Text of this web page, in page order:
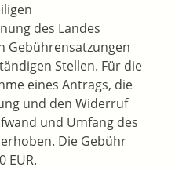
des Landes
Gebührensatzungen
Stellen. Für die
eines Antrags, die
und den Widerruf
und Umfang des
Die Gebühr
EUR.